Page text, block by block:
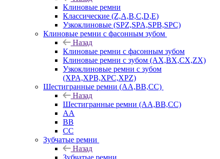
Клиновые ремни
Классические (Z,A,B,C,D,E)
Узкоклиновые (SPZ,SPA,SPB,SPC)
Клиновые ремни с фасонным зубом
Назад
Клиновые ремни с фасонным зубом
Клиновые ремни с зубом (AX,BX,CX,ZX)
Узкоклиновые ремни с зубом
(XPA,XPB,XPC,XPZ)
Шестигранные ремни (AA,BB,CC)
Назад
Шестигранные ремни (AA,BB,CC)
AA
BB
CC
Зубчатые ремни
Назад
Зубчатые ремни